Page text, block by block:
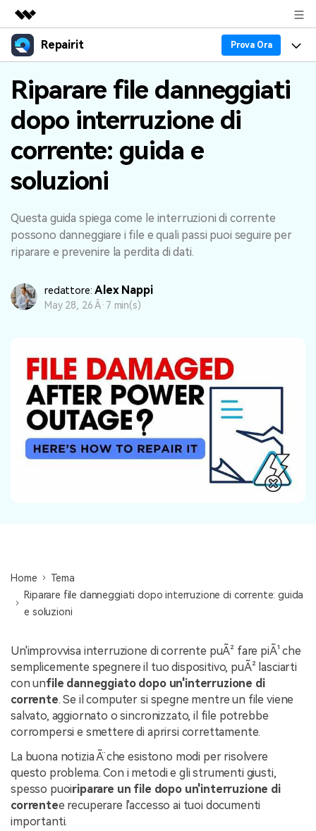
Prodotti in evidenza
UtilitÃ
Business
Panoramica
Soluzione
Chi siamo
Sala stampa
Negozio
Supporto
Repairit Prova Ora
Prodotti
Esperti nella Riparazione dei Dati
Caratteristiche Principali
Guida
Blog
Problemi dei File
Problemi del Computer
Problemi del Dispositivo
TROVA ALTRE SOLUZIONI
Tendenze
PiÃ¹ Argomenti sul Canale YOUTUBE
30% OFF!
Supporto
Supporto
Storie
SCARICA ORA
search
Riparare file danneggiati
dopo interruzione di
corrente: guida e
soluzioni
Questa guida spiega come le interruzioni di corrente
possono danneggiare i file e quali passi puoi seguire per
riparare e prevenire la perdita di dati.
redattore:Alex Nappi
May 28, 26 Â· 7 min(s)
Home
Tema
Riparare file danneggiati dopo interruzione di corrente: guida
e soluzioni
Un'improvvisa interruzione di corrente puÃ² fare piÃ¹ che
semplicemente spegnere il tuo dispositivo, puÃ² lasciarti
con unfile danneggiato dopo un'interruzione di
corrente. Se il computer si spegne mentre un file viene
salvato, aggiornato o sincronizzato, il file potrebbe
corrompersi e smettere di aprirsi correttamente.
La buona notizia Ã¨ che esistono modi per risolvere
questo problema. Con i metodi e gli strumenti giusti,
spesso puoiriparare un file dopo un'interruzione di
correntee recuperare l'accesso ai tuoi documenti
importanti.